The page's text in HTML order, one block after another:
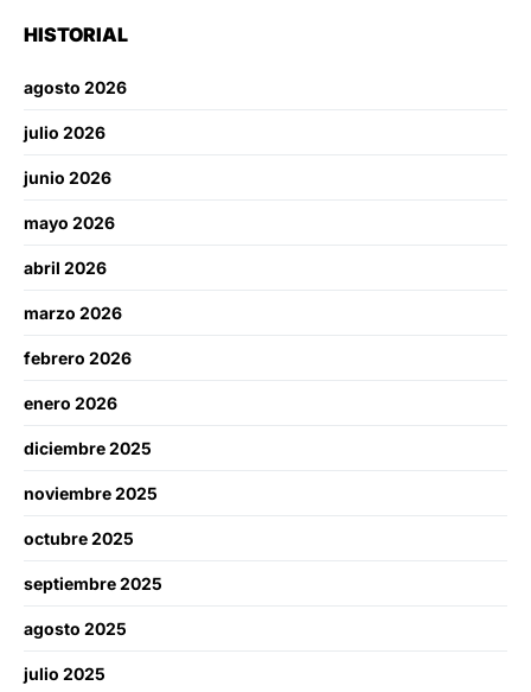
HISTORIAL
agosto 2026
julio 2026
junio 2026
mayo 2026
abril 2026
marzo 2026
febrero 2026
enero 2026
diciembre 2025
noviembre 2025
octubre 2025
septiembre 2025
agosto 2025
julio 2025